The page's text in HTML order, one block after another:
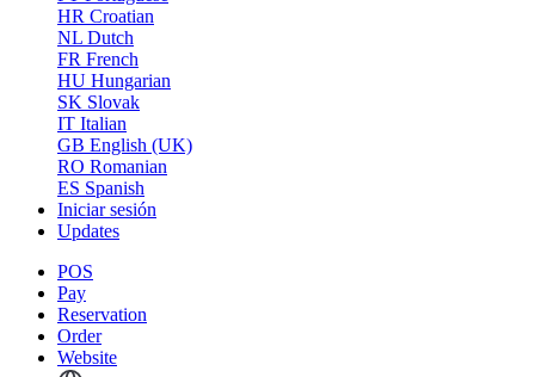
HR Croatian
NL Dutch
FR French
HU Hungarian
SK Slovak
IT Italian
GB English (UK)
RO Romanian
ES Spanish
Iniciar sesión
Updates
POS
Pay
Reservation
Order
Website